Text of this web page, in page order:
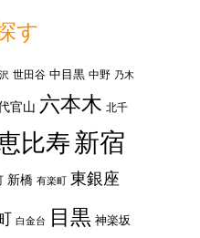
す
世田谷 中目黒 中野 乃木
官山 六本木 北千
比寿新宿
新橋 有楽町 東銀座
白金台 目黒 神楽坂